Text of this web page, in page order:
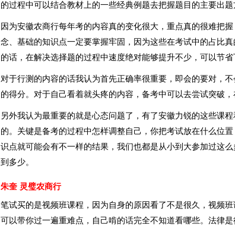
的过程中可以结合教材上的一些经典例题去把握题目的主要出题
因为安徽农商行每年考的内容真的变化很大，重点真的很难把
念、基础的知识点一定要掌握牢固，因为这些在考试中的占比
的话，在解决选择题的过程中速度绝对能够提升不少，可以节省
对于行测的内容的话我认为首先正确率很重要，即会的要对，
的得分。对于自己看着就头疼的内容，备考中可以去尝试突破
另外我认为最重要的就是心态问题了，有了安徽力锐的这些课
的。关键是备考的过程中怎样调整自己，你把考试放在什么位
识点就可能会有不一样的结果，我们也都是从小到大参加过这
到多少。
朱奎 灵璧农商行
笔试买的是视频班课程，因为自身的原因看了不是很久，视频
可以带你过一遍重难点，自己啃的话完全不知道看哪些。法律